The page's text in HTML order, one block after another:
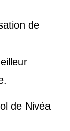
de
de Nivéa